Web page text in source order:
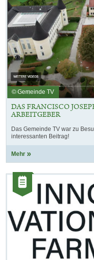
© Gemeinde TV
DAS FRANCISCO
ARBEITGEBER
Das Gemeinde TV war zu
interessanten Beitrag!
Mehr
Kategorie:
Artikel